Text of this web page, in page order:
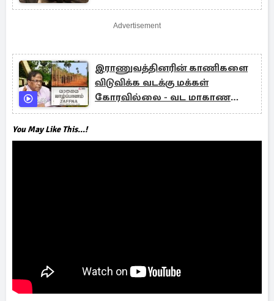
Advertisement
இராணுவத்தினரின் காணிகளை
விடுவிக்க வடக்கு மக்கள்
கோரவில்லை - வட மாகாண
ஆளுநர்
You May Like This...!